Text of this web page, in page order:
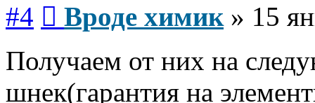
#4 Вроде химик» 15
Получаем от них на
шнек(гарантия на